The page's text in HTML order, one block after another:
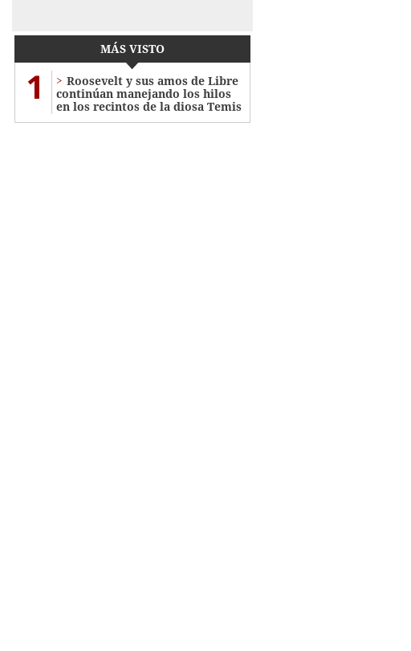
MÁS VISTO
1
Roosevelt y sus amos de Libre
continúan manejando los hilos
en los recintos de la diosa Temis